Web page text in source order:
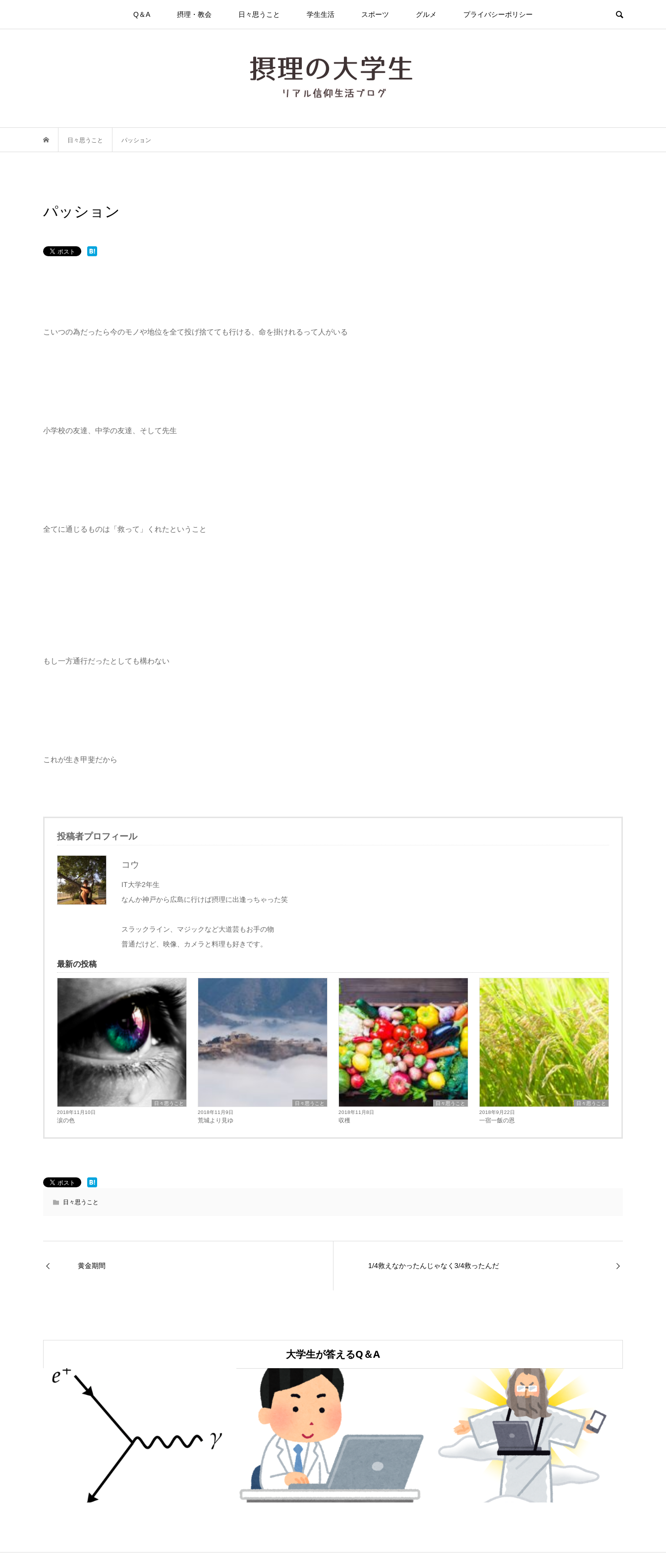
Q＆A 摂理・教会 日々思うこと 学生生活 スポーツ グルメ プライバシーポリシー
日々思うこと パッション
パッション
こいつの為だったら今のモノや地位を全て投げ捨てても行ける、命を掛けれるって人がいる
小学校の友達、中学の友達、そして先生
全てに通じるものは「救って」くれたということ
もし一方通行だったとしても構わない
これが生き甲斐だから
投稿者プロフィール
コウ
IT大学2年生
なんか神戸から広島に行けば摂理に出逢っちゃった笑
スラックライン、マジックなど大道芸もお手の物
普通だけど、映像、カメラと料理も好きです。
最新の投稿
日々思うこと
2018年11月10日
涙の色
日々思うこと
2018年11月9日
荒城より見ゆ
日々思うこと
2018年11月8日
収穫
日々思うこと
2018年9月22日
一宿一飯の恩
日々思うこと
黄金期間 1/4救えなかったんじゃなく3/4救ったんだ
大学生が答えるQ＆A